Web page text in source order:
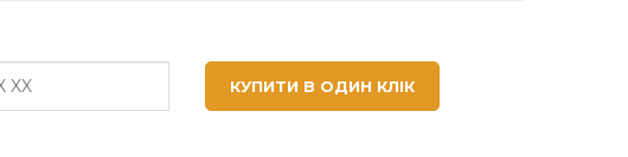
КУПИТИ В ОДИН КЛІК